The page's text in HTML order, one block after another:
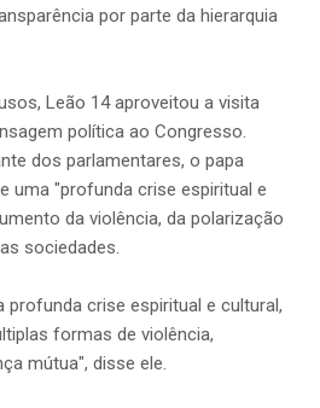
por parte da hierarquia
Leão 14 aproveitou a visita
política ao Congresso.
dos parlamentares, o papa
uma "profunda crise espiritual e
da violência, da polarização
sociedades.
profunda crise espiritual e cultural,
formas de violência,
mútua", disse ele.